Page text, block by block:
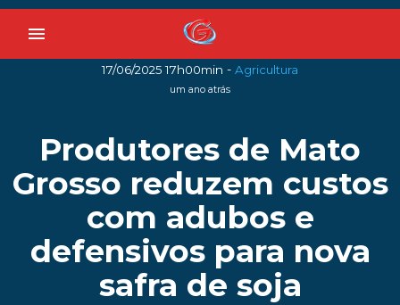
menu
17/06/2025 17h00min - Agricultura
um ano atrás
Produtores de Mato
Grosso reduzem custos
com adubos e
defensivos para nova
safra de soja